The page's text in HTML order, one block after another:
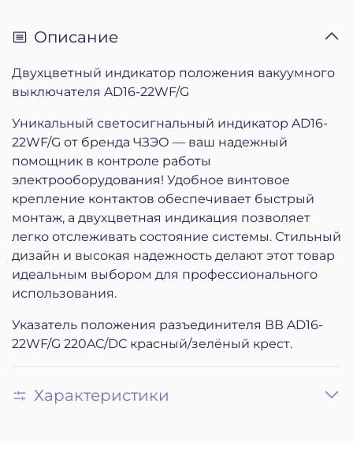
Описание
Двухцветный индикатор положения вакуумного
выключателя AD16-22WF/G
Уникальный светосигнальный индикатор AD16-
22WF/G от бренда ЧЗЭО — ваш надежный
помощник в контроле работы
электрооборудования! Удобное винтовое
крепление контактов обеспечивает быстрый
монтаж, а двухцветная индикация позволяет
легко отслеживать состояние системы. Стильный
дизайн и высокая надежность делают этот товар
идеальным выбором для профессионального
использования.
Указатель положения разъединителя ВВ AD16-
22WF/G 220AC/DC красный/зелёный крест.
Характеристики